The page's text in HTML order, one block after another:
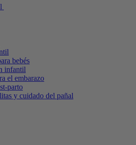
bebés
infantil
el embarazo
parto
y cuidado del pañal